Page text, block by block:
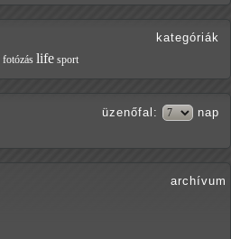
kategóriák
fotózás life sport
üzenőfal : nap
archívum